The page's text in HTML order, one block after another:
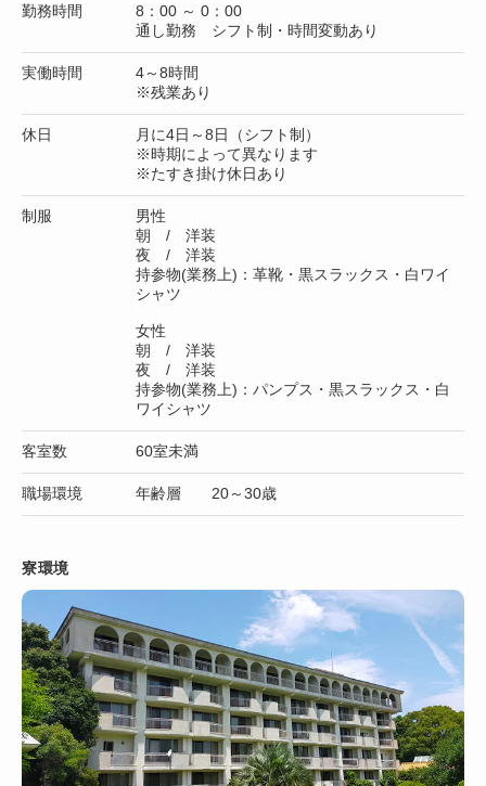
勤務時間
8：00 ～ 0：00
通し勤務 シフト制・時間変動あり
実働時間
4～8時間
※残業あり
休日
月に4日～8日（シフト制）
※時期によって異なります
※たすき掛け休日あり
制服
男性
朝 / 洋装
夜 / 洋装
持参物(業務上)：革靴・黒スラックス・白ワイ
シャツ
女性
朝 / 洋装
夜 / 洋装
持参物(業務上)：パンプス・黒スラックス・白
ワイシャツ
客室数 60室未満
職場環境 年齢層 20～30歳
寮環境